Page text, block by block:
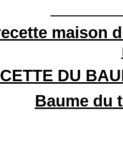
maison
DU
Baume du